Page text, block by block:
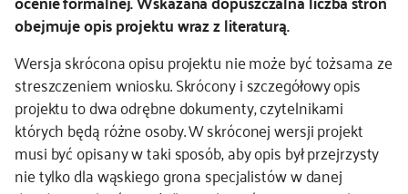
obejmuje opis projektu wraz z literaturą.
Wersja skrócona opisu projektu nie może być tożsama ze
streszczeniem wniosku. Skrócony i szczegółowy opis
projektu to dwa odrębne dokumenty, czytelnikami
których będą różne osoby. W skróconej wersji projekt
musi być opisany w taki sposób, aby opis był przejrzysty
nie tylko dla wąskiego grona specjalistów w danej